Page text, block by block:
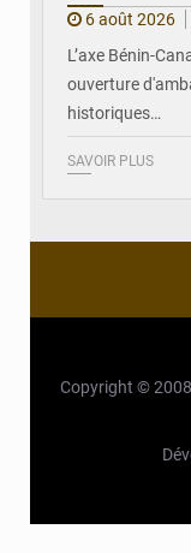
6 août 2026
L’axe Bénin-
ouverture
historiques…
SAVOIR PLUS
Copyright ©